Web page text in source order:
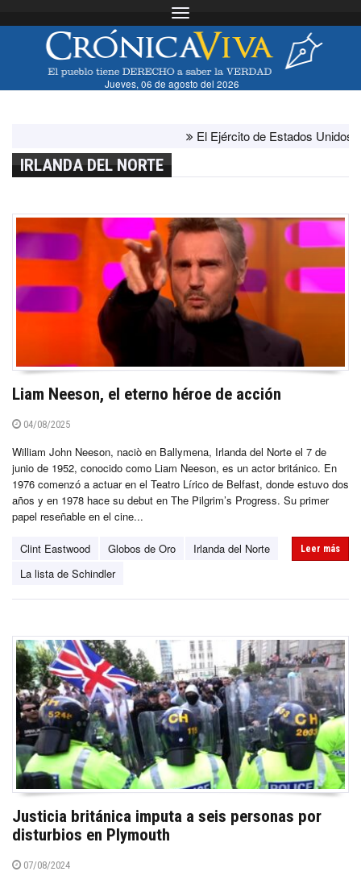
Toggle navigation
Jueves, 06 de agosto del 2026
El Ejército de Estados Unidos ha
IRLANDA DEL NORTE
Liam Neeson, el eterno héroe de acción
04/08/2025
William John Neeson, naciò en Ballymena, Irlanda del Norte el 7 de
junio de 1952, conocido como Liam Neeson, es un actor británico. En
1976 comenzó a actuar en el Teatro Lírico de Belfast, donde estuvo dos
años y en 1978 hace su debut en The Pilgrim’s Progress. Su primer
papel reseñable en el cine...
Clint Eastwood Globos de Oro
Irlanda del Norte
La lista de Schindler
Leer más
Justicia británica imputa a seis personas por
disturbios en Plymouth
07/08/2024